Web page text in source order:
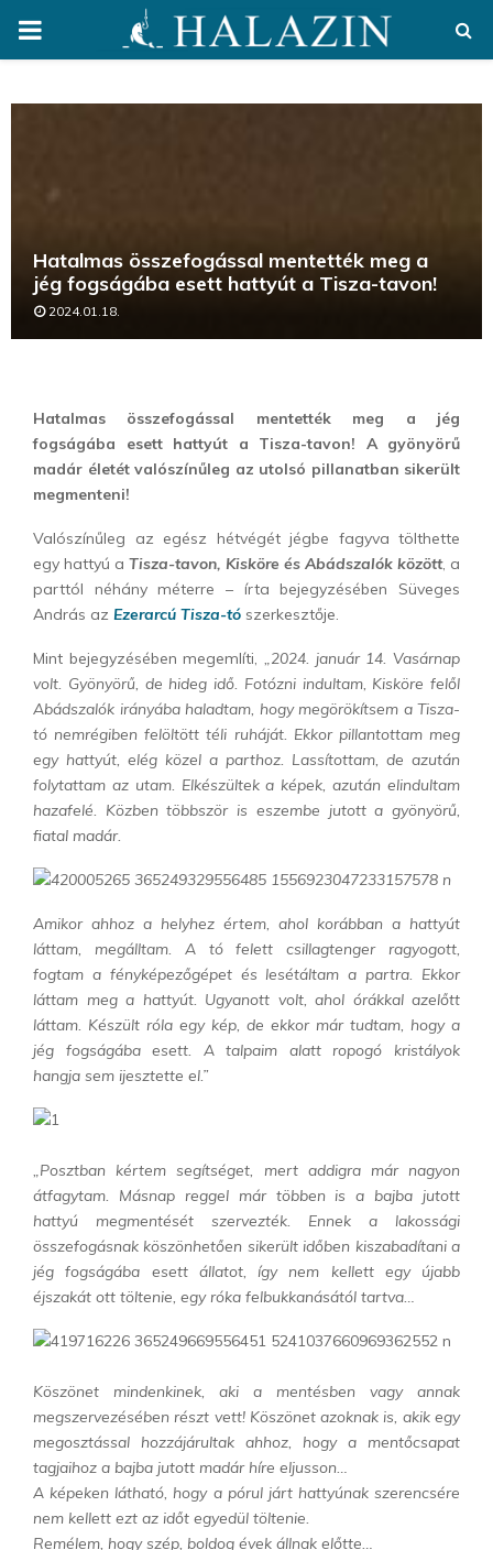
PRIMARY
Hatalmas összefogással mentették meg a
jég fogságába esett hattyút a Tisza-tavon!
2024.01.18.
Hatalmas összefogással mentették meg a jég
fogságába esett hattyút a Tisza-tavon! A gyönyörű
madár életét valószínűleg az utolsó pillanatban sikerült
megmenteni!
Valószínűleg az egész hétvégét jégbe fagyva tölthette
egy hattyú a Tisza-tavon, Kisköre és Abádszalók között, a
parttól néhány méterre – írta bejegyzésében Süveges
András az Ezerarcú Tisza-tó szerkesztője.
Mint bejegyzésében megemlíti, „2024. január 14. Vasárnap
volt. Gyönyörű, de hideg idő. Fotózni indultam, Kisköre felől
Abádszalók irányába haladtam, hogy megörökítsem a Tisza-
tó nemrégiben felöltött téli ruháját. Ekkor pillantottam meg
egy hattyút, elég közel a parthoz. Lassítottam, de azután
folytattam az utam. Elkészültek a képek, azután elindultam
hazafelé. Közben többször is eszembe jutott a gyönyörű,
fiatal madár.
Amikor ahhoz a helyhez értem, ahol korábban a hattyút
láttam, megálltam. A tó felett csillagtenger ragyogott,
fogtam a fényképezőgépet és lesétáltam a partra. Ekkor
láttam meg a hattyút. Ugyanott volt, ahol órákkal azelőtt
láttam. Készült róla egy kép, de ekkor már tudtam, hogy a
jég fogságába esett. A talpaim alatt ropogó kristályok
hangja sem ijesztette el.”
„Posztban kértem segítséget, mert addigra már nagyon
átfagytam. Másnap reggel már többen is a bajba jutott
hattyú megmentését szervezték. Ennek a lakossági
összefogásnak köszönhetően sikerült időben kiszabadítani a
jég fogságába esett állatot, így nem kellett egy újabb
éjszakát ott töltenie, egy róka felbukkanásától tartva…
Köszönet mindenkinek, aki a mentésben vagy annak
megszervezésében részt vett! Köszönet azoknak is, akik egy
megosztással hozzájárultak ahhoz, hogy a mentőcsapat
tagjaihoz a bajba jutott madár híre eljusson…
A képeken látható, hogy a pórul járt hattyúnak szerencsére
nem kellett ezt az időt egyedül töltenie.
Remélem, hogy szép, boldog évek állnak előtte…